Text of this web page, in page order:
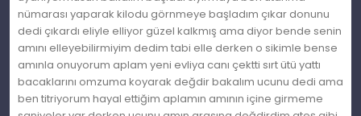
nümarası yaparak kilodu görnmeye başladım çıkar donunu
dedi çıkardı eliyle elliyor güzel kalkmış ama diyor bende senin
amını elleyebilirmiyim dedim tabi elle derken o sikimle bense
amınla onuyorum aplam yeni evliya canı çektti sırt ütü yattı
bacaklarını omzuma koyarak değdir bakalım ucunu dedi ama
ben titriyorum hayal ettiğim aplamın amının içine girmeme